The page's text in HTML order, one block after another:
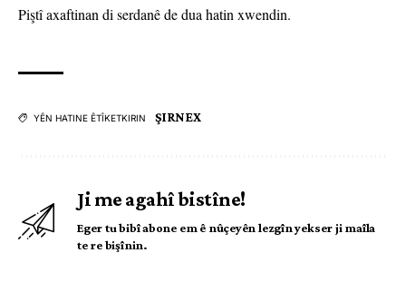
Piştî axaftinan di serdanê de dua hatin xwendin.
YÊN HATINE ÊTÎKETKIRIN ŞIRNEX
Ji me agahî bistîne!
Eger tu bibî abone em ê nûçeyên lezgîn yekser ji maîla
te re bişînin.